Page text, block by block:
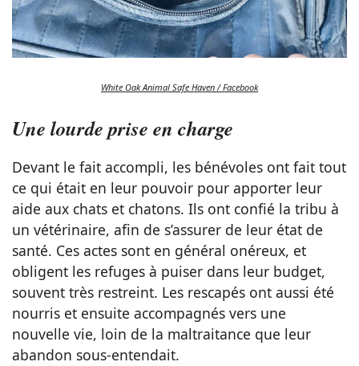
White Oak Animal Safe Haven / Facebook
Une lourde prise en charge
Devant le fait accompli, les bénévoles ont fait tout
ce qui était en leur pouvoir pour apporter leur
aide aux chats et chatons. Ils ont confié la tribu à
un vétérinaire, afin de s’assurer de leur état de
santé. Ces actes sont en général onéreux, et
obligent les refuges à puiser dans leur budget,
souvent très restreint. Les rescapés ont aussi été
nourris et ensuite accompagnés vers une
nouvelle vie, loin de la maltraitance que leur
abandon sous-entendait.